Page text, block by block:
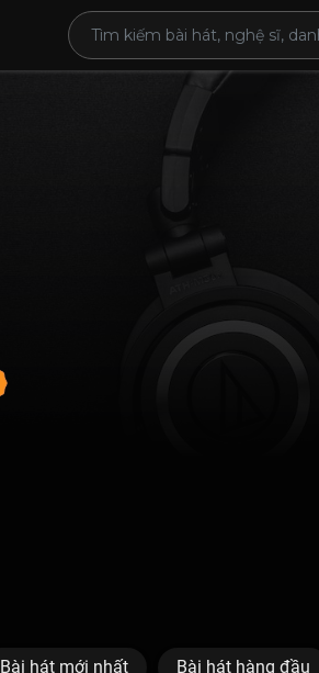
Bài hát mới nhất Bài hát hàng đầu